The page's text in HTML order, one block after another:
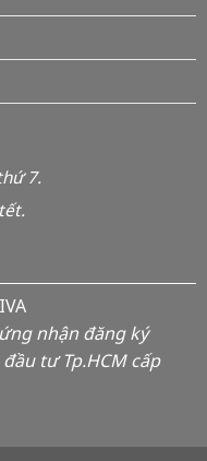
7.
nhận đăng ký
tư Tp.HCM cấp